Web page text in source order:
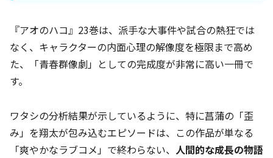
『アオのハコ』23巻は、派手な大事件や試合の熱狂では
なく、キャラクターの内面心理の解像度を極限まで高め
た、「青春群像劇」としての完成度が非常に高い一冊で
す。
ワタシの分析結果が示しているように、特に菖蒲の「歪
み」を翔太が包み込むエピソードは、この作品が単なる
「爽やかなラブコメ」で終わらない、 人間的な成長の物語